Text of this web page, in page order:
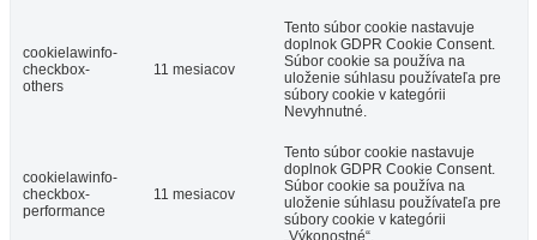
cookielawinfo-
checkbox-
others
11 mesiacov
Tento súbor cookie nastavuje
doplnok GDPR Cookie Consent.
Súbor cookie sa používa na
uloženie súhlasu používateľa pre
súbory cookie v kategórii
Nevyhnutné.
cookielawinfo-
checkbox-
performance
11 mesiacov
Tento súbor cookie nastavuje
doplnok GDPR Cookie Consent.
Súbor cookie sa používa na
uloženie súhlasu používateľa pre
súbory cookie v kategórii
„Výkonostné“.